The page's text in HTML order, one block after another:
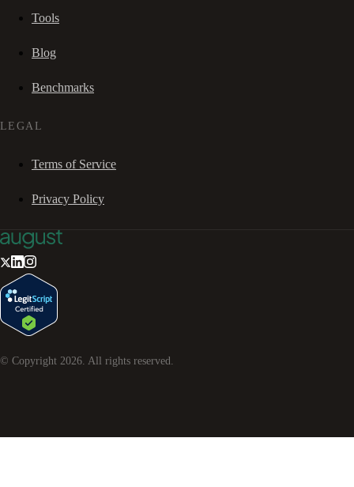
Tools
Blog
Benchmarks
LEGAL
Terms of Service
Privacy Policy
© Copyright 2026. All rights reserved.